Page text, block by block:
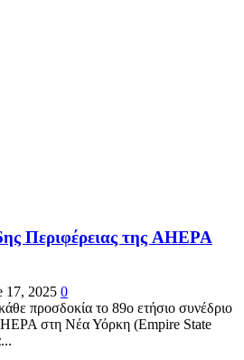
Περιφέρειας της AHEPA
17, 2025 0
προσδοκία το 89ο ετήσιο συνέδριο
στη Νέα Υόρκη (Empire State